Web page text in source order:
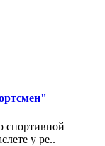
спортивной
у ре..